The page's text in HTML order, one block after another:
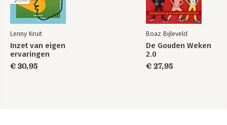
Lenny Kruit
Inzet van eigen
ervaringen
€ 30,95
Boaz Bijleveld
De Gouden Weken
2.0
€ 27,95